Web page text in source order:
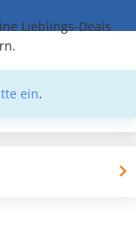
Lieblings-Deals
ein.